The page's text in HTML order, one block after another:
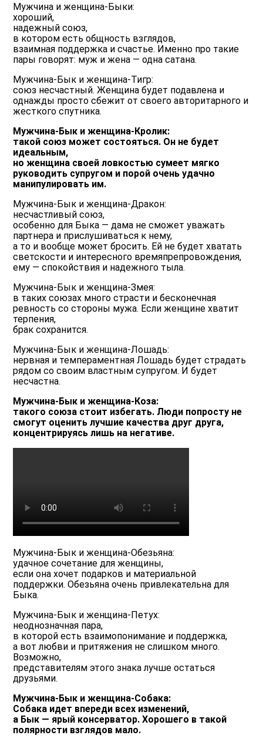
Мужчина и женщина-Быки:
хороший,
надежный союз,
в котором есть общность взглядов,
взаимная поддержка и счастье. Именно про такие
пары говорят: муж и жена — одна сатана.
Мужчина-Бык и женщина-Тигр:
союз несчастный. Женщина будет подавлена и
однажды просто сбежит от своего авторитарного и
жесткого спутника.
Мужчина-Бык и женщина-Кролик:
такой союз может состояться. Он не будет
идеальным,
но женщина своей ловкостью сумеет мягко
руководить супругом и порой очень удачно
манипулировать им.
Мужчина-Бык и женщина-Дракон:
несчастливый союз,
особенно для Быка — дама не сможет уважать
партнера и прислушиваться к нему,
а то и вообще может бросить. Ей не будет хватать
светскости и интересного времяпрепровождения,
ему — спокойствия и надежного тыла.
Мужчина-Бык и женщина-Змея:
в таких союзах много страсти и бесконечная
ревность со стороны мужа. Если женщине хватит
терпения,
брак сохранится.
Мужчина-Бык и женщина-Лошадь:
нервная и темпераментная Лошадь будет страдать
рядом со своим властным супругом. И будет
несчастна.
Мужчина-Бык и женщина-Коза:
такого союза стоит избегать. Люди попросту не
смогут оценить лучшие качества друг друга,
концентрируясь лишь на негативе.
Мужчина-Бык и женщина-Обезьяна:
удачное сочетание для женщины,
если она хочет подарков и материальной
поддержки. Обезьяна очень привлекательна для
Быка.
Мужчина-Бык и женщина-Петух:
неоднозначная пара,
в которой есть взаимопонимание и поддержка,
а вот любви и притяжения не слишком много.
Возможно,
представителям этого знака лучше остаться
друзьями.
Мужчина-Бык и женщина-Собака:
Собака идет впереди всех изменений,
а Бык — ярый консерватор. Хорошего в такой
полярности взглядов мало.